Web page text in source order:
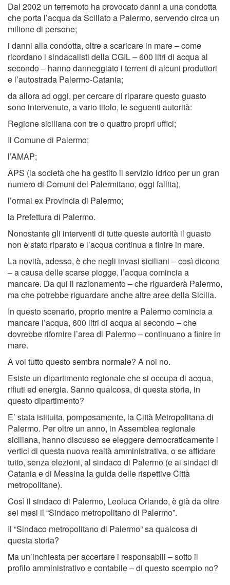
Dal 2002 un terremoto ha provocato danni a una condotta
che porta l’acqua da Scillato a Palermo, servendo circa un
milione di persone;
i danni alla condotta, oltre a scaricare in mare – come
ricordano i sindacalisti della CGIL – 600 litri di acqua al
secondo – hanno danneggiato i terreni di alcuni produttori
e l’autostrada Palermo-Catania;
da allora ad oggi, per cercare di riparare questo guasto
sono intervenute, a vario titolo, le seguenti autorità:
Regione siciliana con tre o quattro propri uffici;
Il Comune di Palermo;
l’AMAP;
APS (la società che ha gestito il servizio idrico per un gran
numero di Comuni del Palermitano, oggi fallita),
l’ormai ex Provincia di Palermo;
la Prefettura di Palermo.
Nonostante gli interventi di tutte queste autorità il guasto
non è stato riparato e l’acqua continua a finire in mare.
La novità, adesso, è che negli invasi siciliani – così dicono
– a causa delle scarse piogge, l’acqua comincia a
mancare. Da qui il razionamento – che riguarderà Palermo,
ma che potrebbe riguardare anche altre aree della Sicilia.
In questo scenario, proprio mentre a Palermo comincia a
mancare l’acqua, 600 litri di acqua al secondo – che
dovrebbe rifornire l’area di Palermo – continuano a finire in
mare.
A voi tutto questo sembra normale? A noi no.
Esiste un dipartimento regionale che si occupa di acqua,
rifiuti ed energia. Sanno qualcosa, di questa storia, in
questo dipartimento?
E’ stata istituita, pomposamente, la Città Metropolitana di
Palermo. Per oltre un anno, in Assemblea regionale
siciliana, hanno discusso se eleggere democraticamente i
vertici di questa nuova realtà amministrativa, o se affidare
tutto, senza elezioni, al sindaco di Palermo (e ai sindaci di
Catania e di Messina la guida delle rispettive Città
metropolitane).
Così il sindaco di Palermo, Leoluca Orlando, è già da oltre
sei mesi il “Sindaco metropolitano di Palermo”.
Il “Sindaco metropolitano di Palermo” sa qualcosa di
questa storia?
Ma un’inchiesta per accertare i responsabili – sotto il
profilo amministrativo e contabile – di questo scempio no?